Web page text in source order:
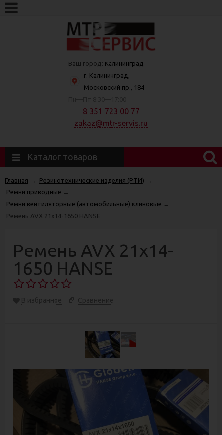
Ваш город: Калининград
г. Калининград,
Московский пр., 184
8 351 723 00 77
zakaz@mtr-servis.ru
Каталог товаров
Главная Резинотехнические изделия (РТИ)
Ремни приводные
Ремни вентиляторные (автомобильные) клиновые
Ремень AVX 21х14-1650 HANSE
Ремень AVX 21х14-
1650 HANSE